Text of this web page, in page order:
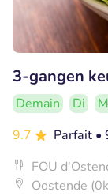
3-gangen
Demain Di
9.7
Parfait •
FOU
Oostende